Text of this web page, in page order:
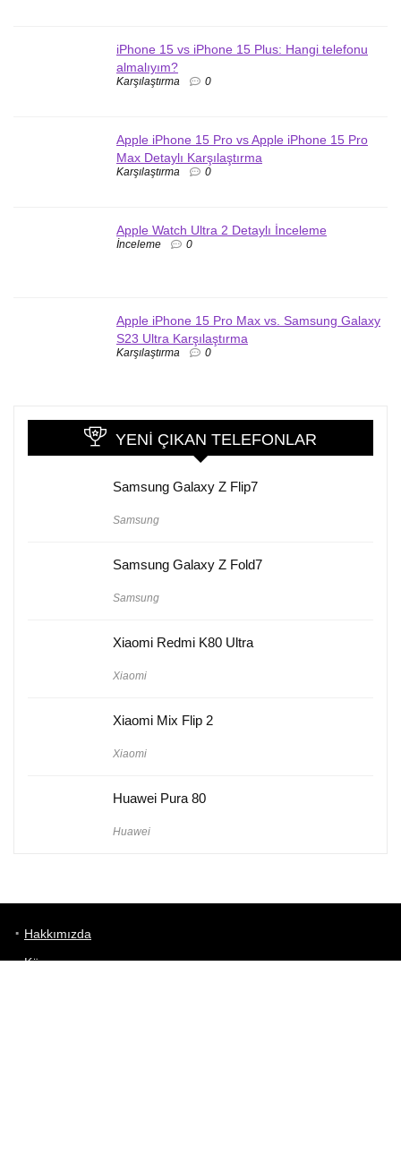
iPhone 15 vs iPhone 15 Plus: Hangi telefonu
almalıyım?
Karşılaştırma 0
Apple iPhone 15 Pro vs Apple iPhone 15 Pro
Max Detaylı Karşılaştırma
Karşılaştırma 0
Apple Watch Ultra 2 Detaylı İnceleme
İnceleme 0
Apple iPhone 15 Pro Max vs. Samsung Galaxy
S23 Ultra Karşılaştırma
Karşılaştırma 0
YENI ÇIKAN TELEFONLAR
Samsung Galaxy Z Flip7
Samsung
Samsung Galaxy Z Fold7
Samsung
Xiaomi Redmi K80 Ultra
Xiaomi
Xiaomi Mix Flip 2
Xiaomi
Huawei Pura 80
Huawei
Hakkımızda
Künye